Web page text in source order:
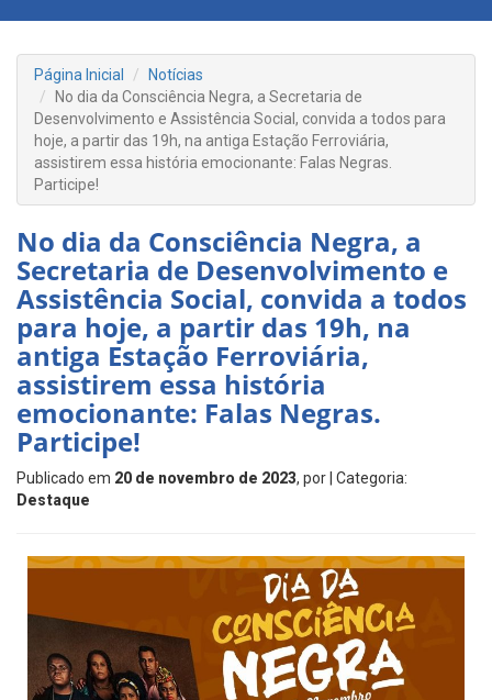
Página Inicial
Notícias
No dia da Consciência Negra, a Secretaria de
Desenvolvimento e Assistência Social, convida a todos para
hoje, a partir das 19h, na antiga Estação Ferroviária,
assistirem essa história emocionante: Falas Negras.
Participe!
No dia da Consciência Negra, a
Secretaria de Desenvolvimento e
Assistência Social, convida a todos
para hoje, a partir das 19h, na
antiga Estação Ferroviária,
assistirem essa história
emocionante: Falas Negras.
Participe!
Publicado em 20 de novembro de 2023, por | Categoria:
Destaque